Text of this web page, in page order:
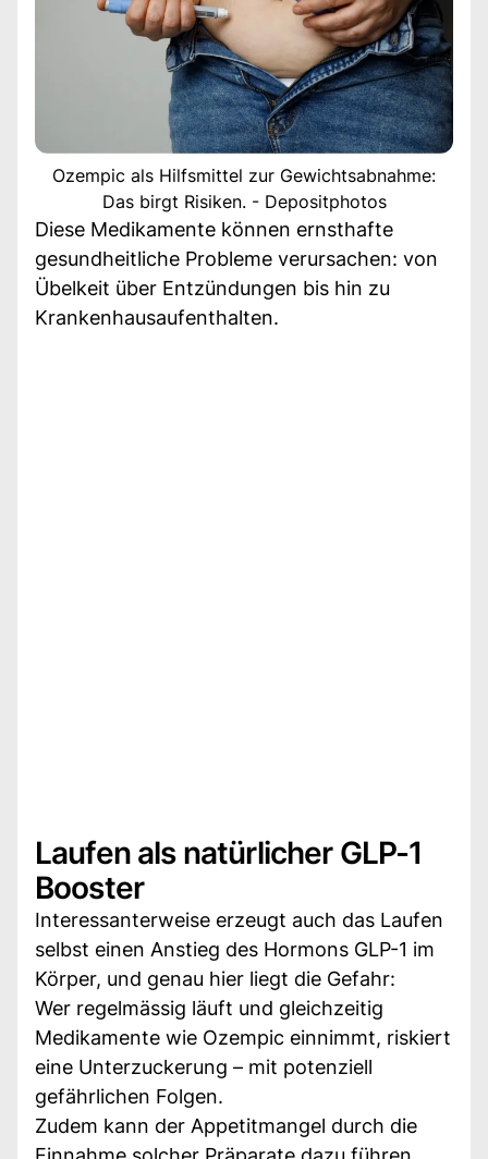
Ozempic als Hilfsmittel zur Gewichtsabnahme:
Das birgt Risiken. - Depositphotos
Diese Medikamente können ernsthafte
gesundheitliche Probleme verursachen: von
Übelkeit über Entzündungen bis hin zu
Krankenhausaufenthalten.
Laufen als natürlicher GLP-1
Booster
Interessanterweise erzeugt auch das Laufen
selbst einen Anstieg des Hormons GLP-1 im
Körper, und genau hier liegt die Gefahr:
Wer regelmässig läuft und gleichzeitig
Medikamente wie Ozempic einnimmt, riskiert
eine Unterzuckerung – mit potenziell
gefährlichen Folgen.
Zudem kann der Appetitmangel durch die